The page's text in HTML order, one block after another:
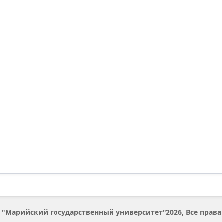
государственный универcитет"2026, Все